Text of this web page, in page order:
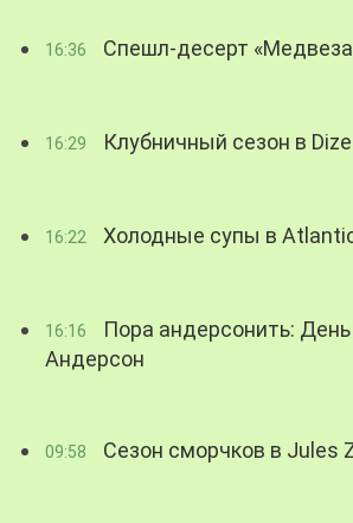
16:36 Спешл-десерт
16:29 Клубничный сезон в
16:22 Холодные супы в
16:16
Пора андерсонить:
Андерсон
09:58 Сезон сморчков в Jules